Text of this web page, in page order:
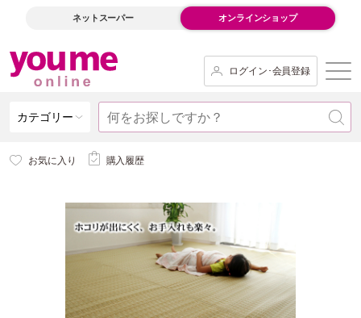
ネットスーパー オンラインショップ
ログイン･会員登録
カテゴリー
お気に入り 購入履歴